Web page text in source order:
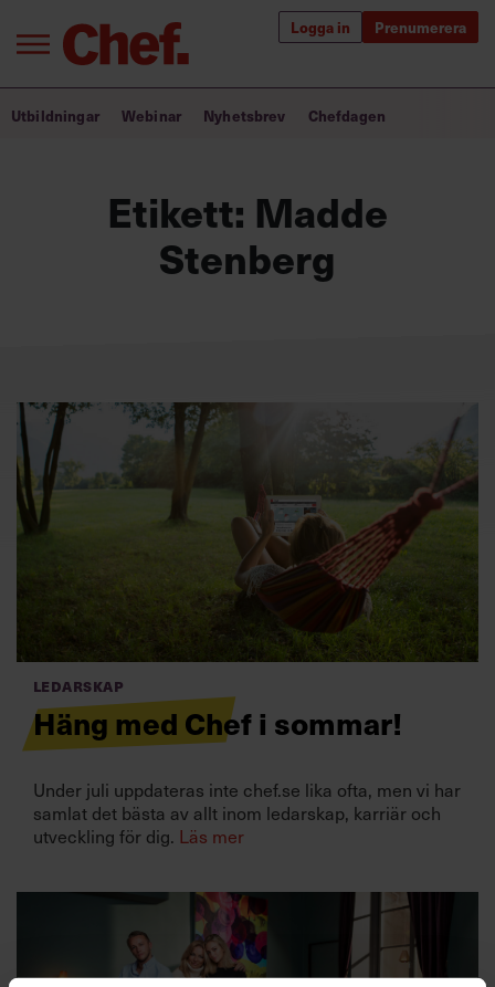
Logga in Prenumerera
Logga in
Annonsera
Om oss
Kontakta oss
Kundservice
Villkor och policy för
personuppgiftsbehandling
efter:
Bra ledare förändrar världen
Utbildning för ledare
Chefakademin+
Utbildningar Webinar Nyhetsbrev Chefdagen
Etikett: Madde
Stenberg
Ledarskap
Häng med Chef i sommar!
Under juli uppdateras inte chef.se lika ofta, men vi har
samlat det bästa av allt inom ledarskap, karriär och
utveckling för dig. Läs mer